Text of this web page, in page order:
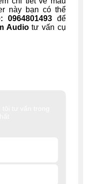
này bạn có thể
0964801493 để
Audiotư vấn cụ